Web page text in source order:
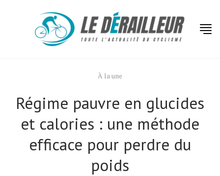
À la une
Régime pauvre en glucides
et calories : une méthode
efficace pour perdre du
poids